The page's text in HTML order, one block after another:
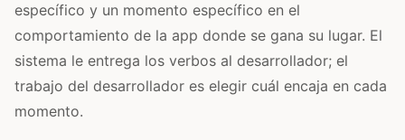
específico y un momento específico en el
comportamiento de la app donde se gana su lugar. El
sistema le entrega los verbos al desarrollador; el
trabajo del desarrollador es elegir cuál encaja en cada
momento.